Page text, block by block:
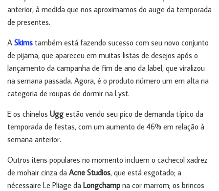
anterior, à medida que nos aproximamos do auge da temporada
de presentes.
A Skims também está fazendo sucesso com seu novo conjunto
de pijama, que apareceu em muitas listas de desejos após o
lançamento da campanha de fim de ano da label, que viralizou
na semana passada. Agora, é o produto número um em alta na
categoria de roupas de dormir na Lyst.
E os chinelos Ugg estão vendo seu pico de demanda típico da
temporada de festas, com um aumento de 46% em relação à
semana anterior.
Outros itens populares no momento incluem o cachecol xadrez
de mohair cinza da Acne Studios, que está esgotado; a
nécessaire Le Pliage da Longchamp na cor marrom; os brincos